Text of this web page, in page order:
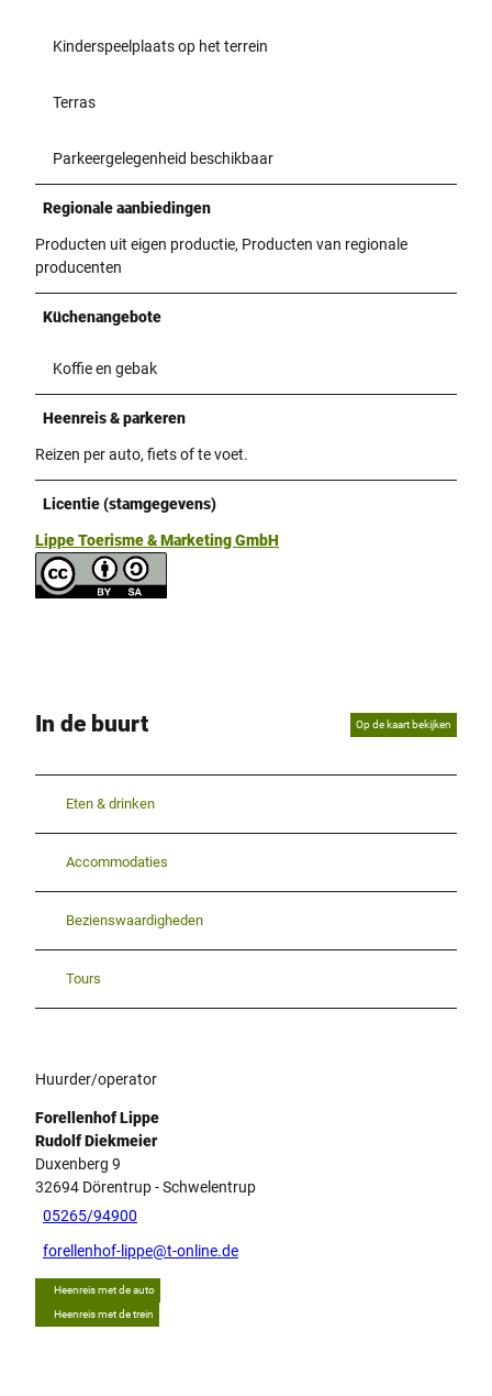
Kinderspeelplaats op het terrein
Terras
Parkeergelegenheid beschikbaar
Regionale aanbiedingen
Producten uit eigen productie, Producten van regionale
producenten
Küchenangebote
Koffie en gebak
Heenreis & parkeren
Reizen per auto, fiets of te voet.
Licentie (stamgegevens)
Lippe Toerisme & Marketing GmbH
In de buurt Op de kaart bekijken
Eten & drinken
Accommodaties
Bezienswaardigheden
Tours
Huurder/operator
Forellenhof Lippe
Rudolf Diekmeier
Duxenberg 9
32694 Dörentrup- Schwelentrup
05265/94900
forellenhof-lippe@t-online.de
Heenreis met de auto
Heenreis met de trein